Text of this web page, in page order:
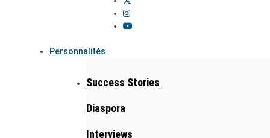
Personnalités
Success Stories
Diaspora
Interviews